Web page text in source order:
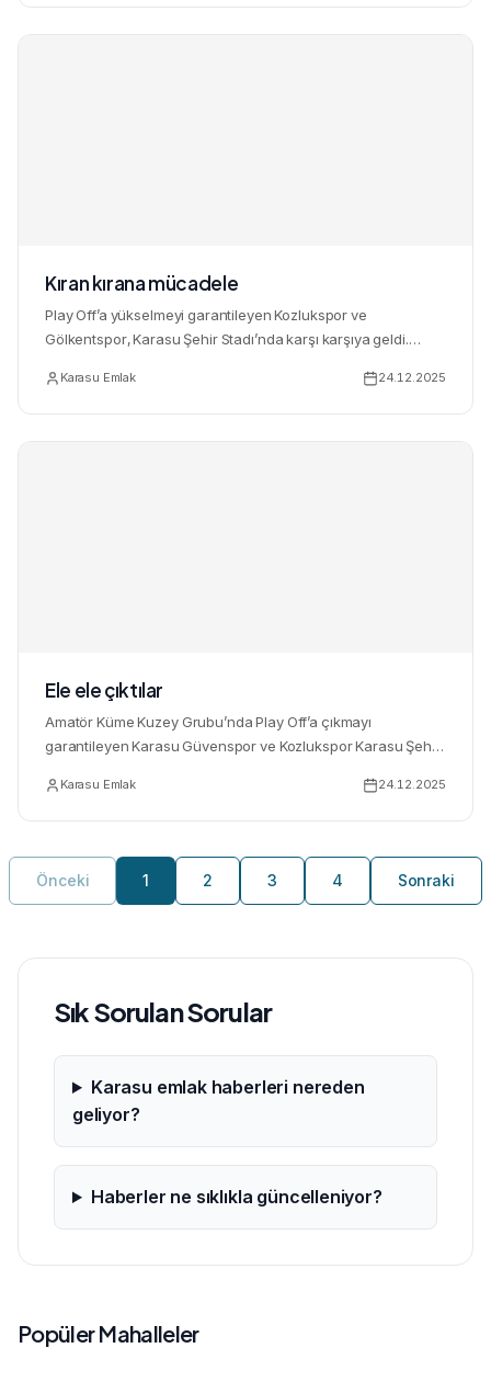
Kıran kırana mücadele
Play Off’a yükselmeyi garantileyen Kozlukspor ve
Gölkentspor, Karasu Şehir Stadı’nda karşı karşıya geldi.
Karasu Emlak 24.12.2025
Ele ele çıktılar
Amatör Küme Kuzey Grubu’nda Play Off’a çıkmayı
garantileyen Karasu Güvenspor ve Kozlukspor Karasu Şehir
Karasu Emlak 24.12.2025
Önceki 1 2 3 4 Sonraki
Sık Sorulan Sorular
Karasu emlak haberleri nereden
geliyor?
Haberler ne sıklıkla güncelleniyor?
Popüler Mahalleler